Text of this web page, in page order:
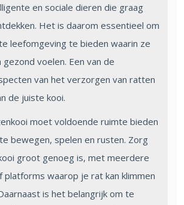
en sociale dieren die graag
Het is daarom essentieel om
leefomgeving te bieden waarin ze
gezond voelen. Een van de
van het verzorgen van ratten
de juiste kooi.
moet voldoende ruimte bieden
bewegen, spelen en rusten. Zorg
groot genoeg is, met meerdere
platforms waarop je rat kan klimmen
is het belangrijk om te